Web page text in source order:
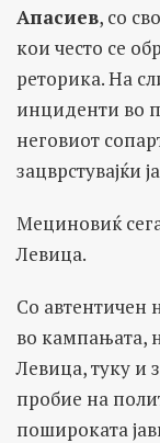
Апасиев, со
кои често се
реторика. На
инциденти во
неговиот
зацврстувајќи
Мециновиќ
Левица.
Со автентичен
во кампањата,
Левица, туку и
пробие на
пошироката